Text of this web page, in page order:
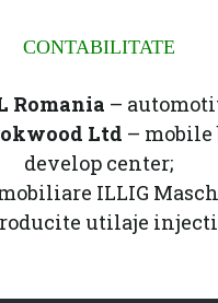
CONTABILITATE
Romania –
Ltd –
develop center;
ILLIG
utilaje